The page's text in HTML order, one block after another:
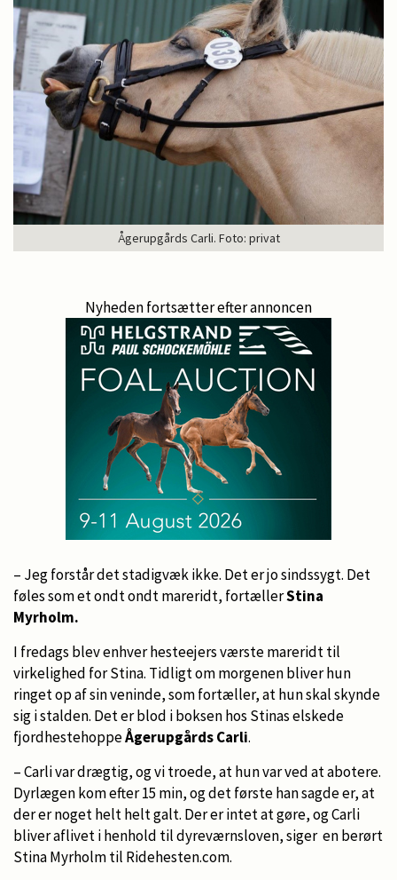
Ågerupgårds Carli. Foto: privat
Nyheden fortsætter efter annoncen
– Jeg forstår det stadigvæk ikke. Det er jo sindssygt. Det
føles som et ondt ondt mareridt, fortællerStina
Myrholm.
I fredags blev enhver hesteejers værste mareridt til
virkelighed for Stina. Tidligt om morgenen bliver hun
ringet op af sin veninde, som fortæller, at hun skal skynde
sig i stalden. Det er blod i boksen hos Stinas elskede
fjordhestehoppeÅgerupgårds Carli.
– Carli var drægtig, og vi troede, at hun var ved at abotere.
Dyrlægen kom efter 15 min, og det første han sagde er, at
der er noget helt helt galt. Der er intet at gøre, og Carli
bliver aflivet i henhold til dyreværnsloven, siger en berørt
Stina Myrholm til Ridehesten.com.